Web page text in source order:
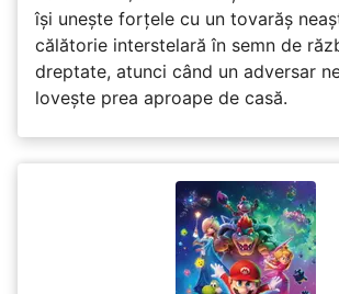
își unește forțele cu un tovarăș
călătorie interstelară în semn de
dreptate, atunci când un adversar
lovește prea aproape de casă.